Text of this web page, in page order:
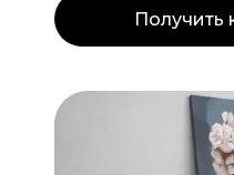
Получить